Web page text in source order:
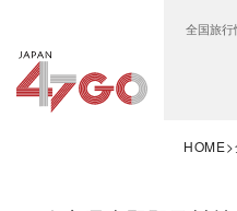
全国旅
HOME